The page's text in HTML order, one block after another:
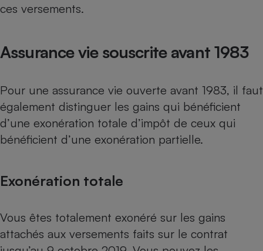
ces versements.
Assurance vie souscrite avant 1983
Pour une assurance vie ouverte avant 1983, il faut
également distinguer les gains qui bénéficient
d’une exonération totale d’impôt de ceux qui
bénéficient d’une exonération partielle.
Exonération totale
Vous êtes totalement exonéré sur les gains
attachés aux versements faits sur le contrat